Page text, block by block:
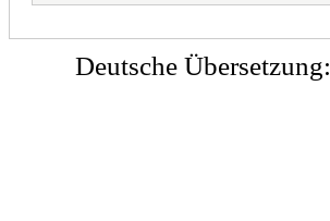
Deutsche Übersetzung: